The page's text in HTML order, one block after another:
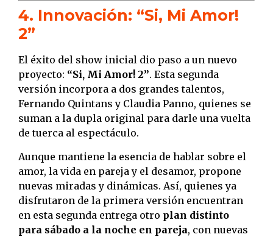
4. Innovación: “Si, Mi Amor!
2”
El éxito del show inicial dio paso a un nuevo
proyecto: “Si, Mi Amor! 2”. Esta segunda
versión incorpora a dos grandes talentos,
Fernando Quintans y Claudia Panno, quienes se
suman a la dupla original para darle una vuelta
de tuerca al espectáculo.
Aunque mantiene la esencia de hablar sobre el
amor, la vida en pareja y el desamor, propone
nuevas miradas y dinámicas. Así, quienes ya
disfrutaron de la primera versión encuentran
en esta segunda entrega otro plan distinto
para sábado a la noche en pareja, con nuevas